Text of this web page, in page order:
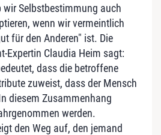
wir Selbstbestimmung auch
wenn wir vermeintlich
für den Anderen" ist. Die
Expertin Claudia Heim sagt:
dass die betroffene
zuweist, dass der Mensch
diesem Zusammenhang
werden.
den Weg auf, den jemand